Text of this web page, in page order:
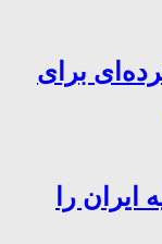
برای
را